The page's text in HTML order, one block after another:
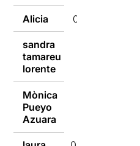
Alicia 09/01/2017
sandra
tamareu
lorente
Mònica
Pueyo
Azuara